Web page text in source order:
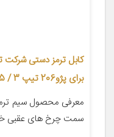
برای پژو206 تیپ 3 / 5
معرفی محصول سیم
سمت چرخ های عقبی